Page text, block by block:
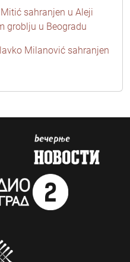
sahranjen u Aleji
groblju u Beogradu
Milanović sahranjen